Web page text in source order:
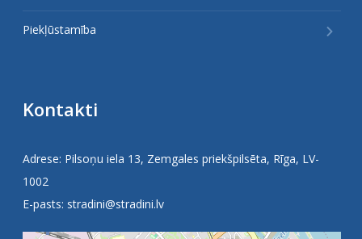
Piekļūstamība
Kontakti
Adrese: Pilsoņu iela 13, Zemgales priekšpilsēta, Rīga, LV-
1002
E-pasts: stradini@stradini.lv